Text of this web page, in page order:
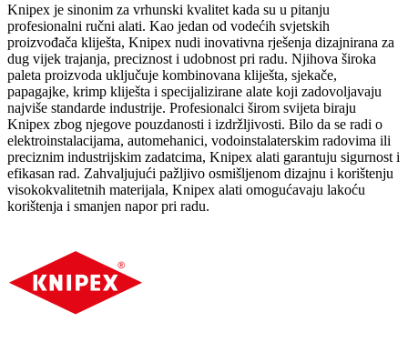
Knipex je sinonim za vrhunski kvalitet kada su u pitanju
profesionalni ručni alati. Kao jedan od vodećih svjetskih
proizvođača kliješta, Knipex nudi inovativna rješenja dizajnirana za
dug vijek trajanja, preciznost i udobnost pri radu. Njihova široka
paleta proizvoda uključuje kombinovana kliješta, sjekače,
papagajke, krimp kliješta i specijalizirane alate koji zadovoljavaju
najviše standarde industrije. Profesionalci širom svijeta biraju
Knipex zbog njegove pouzdanosti i izdržljivosti. Bilo da se radi o
elektroinstalacijama, automehanici, vodoinstalaterskim radovima ili
preciznim industrijskim zadatcima, Knipex alati garantuju sigurnost i
efikasan rad. Zahvaljujući pažljivo osmišljenom dizajnu i korištenju
visokokvalitetnih materijala, Knipex alati omogućavaju lakoću
korištenja i smanjen napor pri radu.